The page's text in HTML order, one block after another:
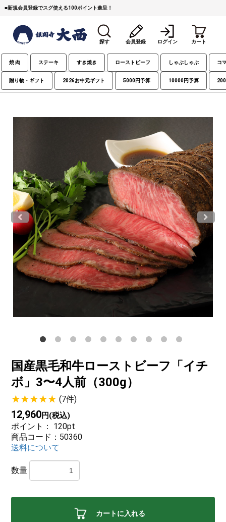
■新規会員登録でスグ使える100ポイント進呈！
探す
ステーキ
コマ切れミンチ ローストビーフ
焼豚など（豚肉の加工
品）
牛丼など（牛肉の加工
品）
カレー・コロッケ・ハン
バーグ
タレ類 村沢牛 京丹波平井牛
サステナブル・和牛
（熟）
千代幻豚 贈り物・ギフト
会員登録 ログイン カート
焼 肉 ステーキ すき焼き ローストビーフ しゃぶしゃぶ コ
贈り物・ギフト 2026お中元ギフト 5000円予算 10000円予算
国産黒毛和牛ローストビーフ「イチ
ボ」3〜4人前（300g）
(7件)
12,960円(税込)
ポイント： 120pt
商品コード：50360
送料について
数量
カートに入れる